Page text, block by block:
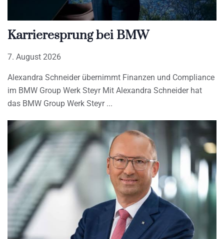
Karrieresprung bei BMW
7. August 2026
Alexandra Schneider übernimmt Finanzen und Compliance
im BMW Group Werk Steyr Mit Alexandra Schneider hat
das BMW Group Werk Steyr